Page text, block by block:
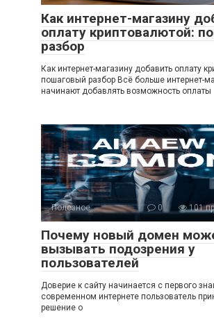
Как интернет-магазину
оплату криптовалютой:
разбор
Как интернет-магазину добавить оплату
пошаговый разбор Всё больше интернет-
начинают добавлять возможность оплаты
Полезное 0 101
Почему новый домен
вызывать подозрения у
пользователей
Доверие к сайту начинается с первого
современном интернете пользователь
решение о